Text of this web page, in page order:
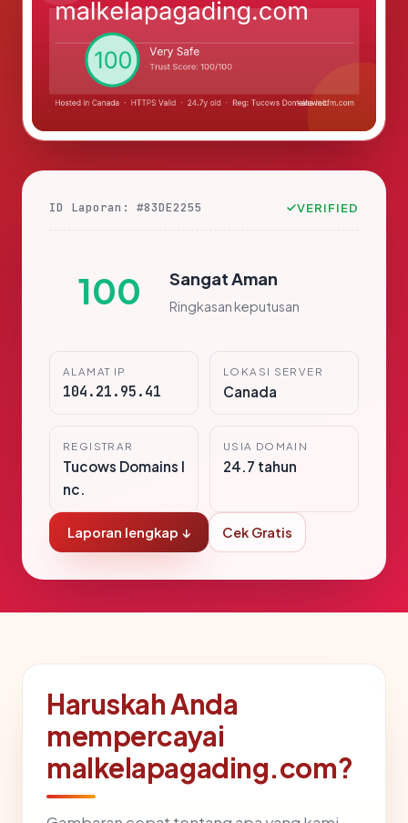
ID Laporan: #83DE2255 VERIFIED
100 Sangat Aman
Ringkasan keputusan
ALAMAT IP
104.21.95.41
LOKASI SERVER
Canada
REGISTRAR
Tucows Domains I
nc.
USIA DOMAIN
24.7 tahun
Laporan lengkap ↓ Cek Gratis
Haruskah Anda
mempercayai
malkelapagading.com?